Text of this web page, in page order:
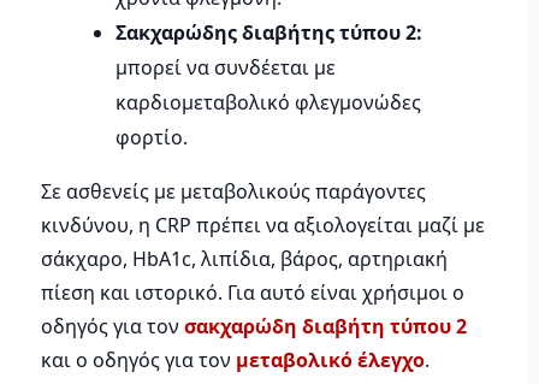
Σακχαρώδης διαβήτης τύπου 2:
μπορεί να συνδέεται με
καρδιομεταβολικό φλεγμονώδες
φορτίο.
Σε ασθενείς με μεταβολικούς παράγοντες
κινδύνου, η CRP πρέπει να αξιολογείται μαζί με
σάκχαρο, HbA1c, λιπίδια, βάρος, αρτηριακή
πίεση και ιστορικό. Για αυτό είναι χρήσιμοι ο
οδηγός για τον σακχαρώδη διαβήτη τύπου 2
και ο οδηγός για τον μεταβολικό έλεγχο.